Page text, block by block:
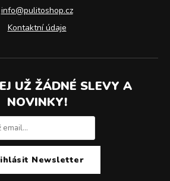
info@pulitoshop.cz
Kontaktní údaje
UŽ ŽÁDNÉ SLEVY A
NOVINKY!